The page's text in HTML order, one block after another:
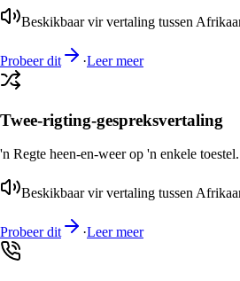
Beskikbaar vir vertaling tussen
Probeer dit ·Leer meer
Twee-rigting-gespreksvertaling
'n Regte heen-en-weer op 'n enkele
Beskikbaar vir vertaling tussen
Probeer dit ·Leer meer